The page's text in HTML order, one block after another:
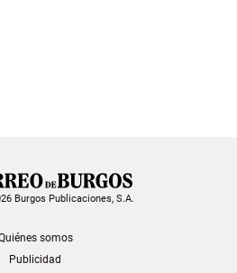
Burgos Publicaciones, S.A.
somos
Publicidad